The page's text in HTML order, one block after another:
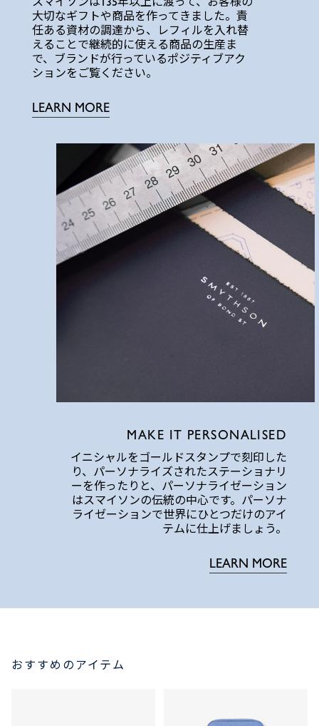
大切なギフトや商品を作ってきました。責
任ある資材の調達から、レフィルを入れ替
えることで継続的に使える商品の生産ま
で、ブランドが行っているポジティブアク
ションをご覧ください。
LEARN MORE
MAKE IT PERSONALISED
イニシャルをゴールドスタンプで刻印した
り、パーソナライズされたステーショナリ
ーを作ったりと、パーソナライゼーション
はスマイソンの伝統の中心です。パーソナ
ライゼーションで世界にひとつだけのアイ
テムに仕上げましょう。
LEARN MORE
おすすめのアイテム